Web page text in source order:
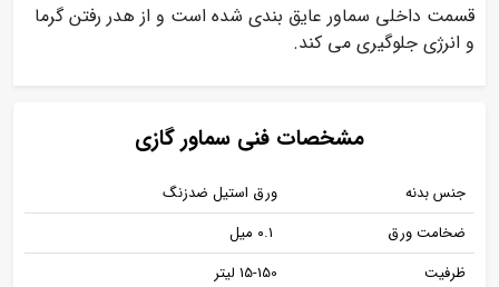
قسمت داخلی سماور عایق بندی شده است و از هدر رفتن گرما
و انرژی جلوگیری می کند.
مشخصات فنی سماور گازی
جنس بدنه
ورق استیل ضدزنگ
ضخامت ورق
ظرفیت
15-150 لیتر